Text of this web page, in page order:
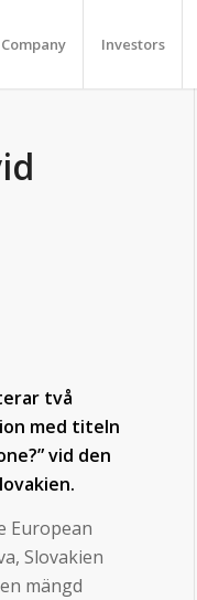
Company Investors
två
med titeln
vid den
European
Slovakien
mängd